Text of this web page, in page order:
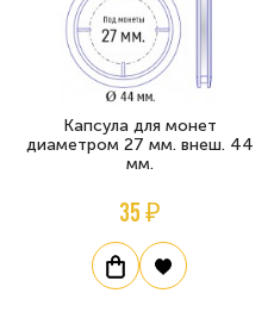
Капсула для монет
диаметром 27 мм. внеш. 44
мм.
35 ₽